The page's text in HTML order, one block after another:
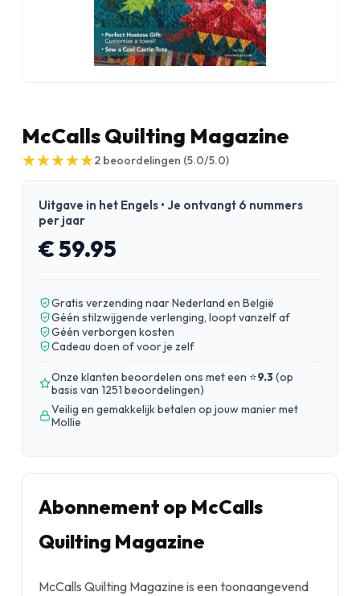
McCalls Quilting Magazine
★
★★
★★
★★
★★
★2 beoordelingen (5.0/5.0)
Uitgave in het Engels • Je ontvangt 6 nummers
per jaar
€ 59.95
Gratis verzending naar Nederland en België
Géén stilzwijgende verlenging, loopt vanzelf af
Géén verborgen kosten
Cadeau doen of voor je zelf
Onze klanten beoordelen ons met een ⭐9.3(op
basis van 1251 beoordelingen)
Veilig en gemakkelijk betalen op jouw manier met
Mollie
Abonnement op McCalls
Quilting Magazine
McCalls Quilting Magazine is een toonaangevend